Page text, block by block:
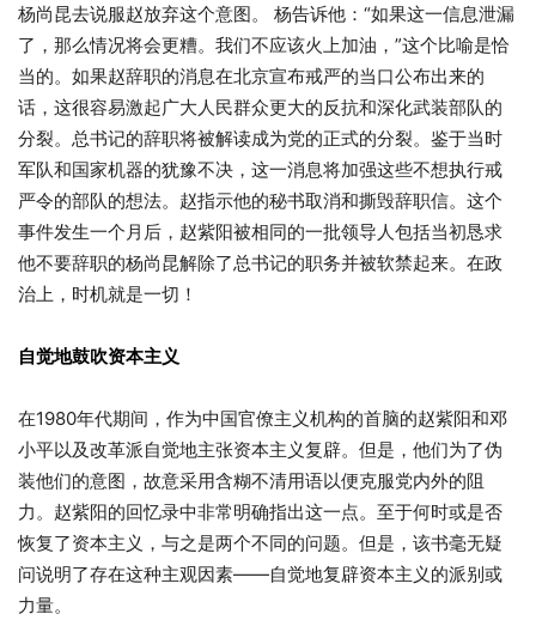
杨尚昆去说服赵放弃这个意图。 杨告诉他：“如果这一信息泄漏
了，那么情况将会更糟。我们不应该火上加油，”这个比喻是恰
当的。如果赵辞职的消息在北京宣布戒严的当口公布出来的
话，这很容易激起广大人民群众更大的反抗和深化武装部队的
分裂。总书记的辞职将被解读成为党的正式的分裂。鉴于当时
军队和国家机器的犹豫不决，这一消息将加强这些不想执行戒
严令的部队的想法。赵指示他的秘书取消和撕毁辞职信。这个
事件发生一个月后，赵紫阳被相同的一批领导人包括当初恳求
他不要辞职的杨尚昆解除了总书记的职务并被软禁起来。在政
治上，时机就是一切！
自觉地鼓吹资本主义
在1980年代期间，作为中国官僚主义机构的首脑的赵紫阳和邓
小平以及改革派自觉地主张资本主义复辟。但是，他们为了伪
装他们的意图，故意采用含糊不清用语以便克服党内外的阻
力。赵紫阳的回忆录中非常明确指出这一点。至于何时或是否
恢复了资本主义，与之是两个不同的问题。但是，该书毫无疑
问说明了存在这种主观因素——自觉地复辟资本主义的派别或
力量。